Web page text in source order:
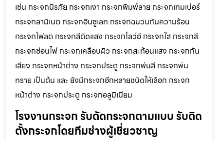
เช่น กระจกนิรภัย กระจกเงา กระจกพิมพ์ลาย กระจกเทมเปอร์
กระจกลามิเนต กระจกอินซูเลท กระจกฉนวนกันความร้อน
กระจกโฟลต กระจกสีตัดแสง กระจกโลว์อี กระจกใส กระจกสี
กระจกซ่อนไฟ กระจกเคลือบผิว กระจกสะท้อนแสง กระจกกัน
เสียง กระจกหน้าต่าง กระจกประตู กระจกพ่นสี กระจกพ่น
ทราย เป็นต้น และ ยังมีกระจกอีกหลายชนิดให้เลือก กระจก
หน้าต่าง กระจกประตู กระจกอลูมิเนียม
โรงงานกระจก รับตัดกระจกตามแบบ รับติด
ตั้งกระจกโดยทีมช่างผู้เชี่ยวชาญ